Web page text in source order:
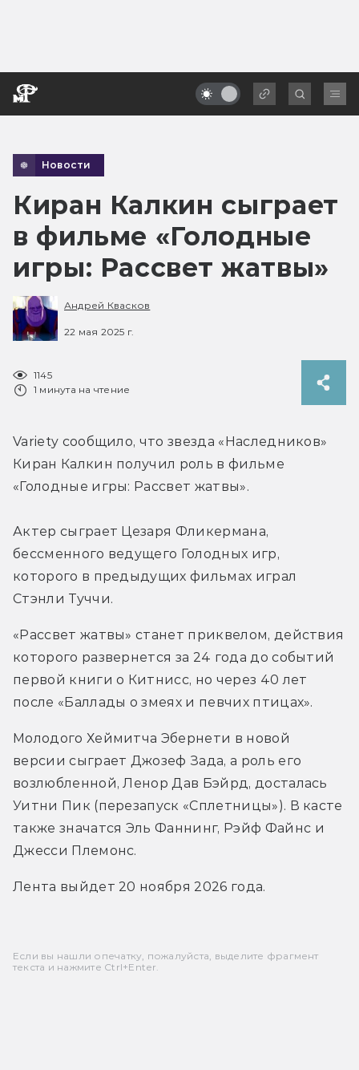
Новости
Киран Калкин сыграет
в фильме «Голодные
игры: Рассвет жатвы»
Андрей Квасков
22 мая 2025 г.
1145
1 минута на чтение
Variety сообщило, что звезда «Наследников»
Киран Калкин получил роль в фильме
«Голодные игры: Рассвет жатвы».
Актер сыграет Цезаря Фликермана,
бессменного ведущего Голодных игр,
Стэнли Туччи.
«Рассвет жатвы» станет приквелом, действия
которого развернется за 24 года до событий
первой книги о Китнисс, но через 40 лет
после «Баллады о змеях и певчих птицах».
Молодого Хеймитча Эбернети в новой
версии сыграет Джозеф Зада, а роль его
возлюбленной, Ленор Дав Бэйрд, досталась
Уитни Пик (перезапуск «Сплетницы»). В касте
также значатся Эль Фаннинг,
Джесси Племонс.
Лента выйдет 20 ноября 2026 года.
Если вы нашли опечатку, пожалуйста, выделите фрагмент
текста и нажмите Ctrl+Enter.